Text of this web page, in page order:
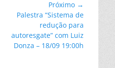
Próximo →
Próximo
Palestra “Sistema de
redução para
autoresgate” com Luiz
Donza – 18/09 19:00h